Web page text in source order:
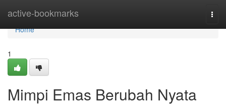
active-bookmarks
Home
Home
1
Mimpi Emas Berubah Nyata